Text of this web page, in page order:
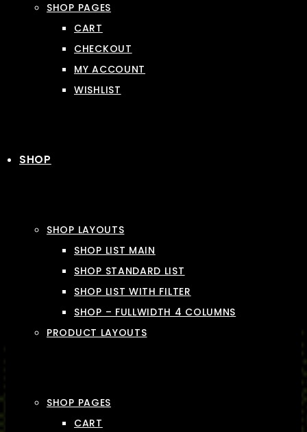
SHOP PAGES
CART
CHECKOUT
MY ACCOUNT
WISHLIST
SHOP
SHOP LAYOUTS
SHOP LIST MAIN
SHOP STANDARD LIST
SHOP LIST WITH FILTER
SHOP – FULLWIDTH 4 COLUMNS
PRODUCT LAYOUTS
SHOP PAGES
CART